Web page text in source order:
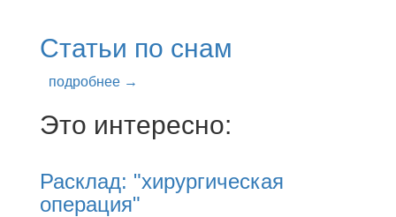
Статьи по снам
подробнее →
Это интересно:
Расклад: "хирургическая
операция"